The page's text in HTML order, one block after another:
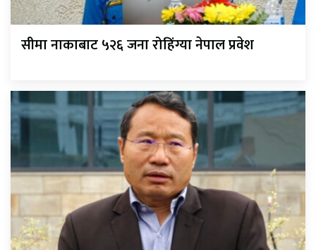
सीमा नाकाबाट ५२६ जना रोहिंग्या नेपाल प्रवेश